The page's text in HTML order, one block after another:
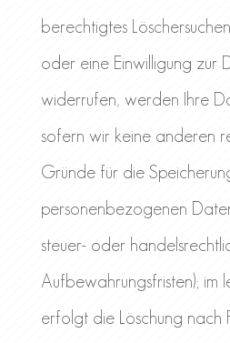
berechtigtes
oder eine Einwilligung zur
widerrufen, werden Ihre
sofern wir keine anderen
Gründe für die
personenbezogenen
steuer- oder
Aufbewahrungsfristen); im
erfolgt die Löschung nach